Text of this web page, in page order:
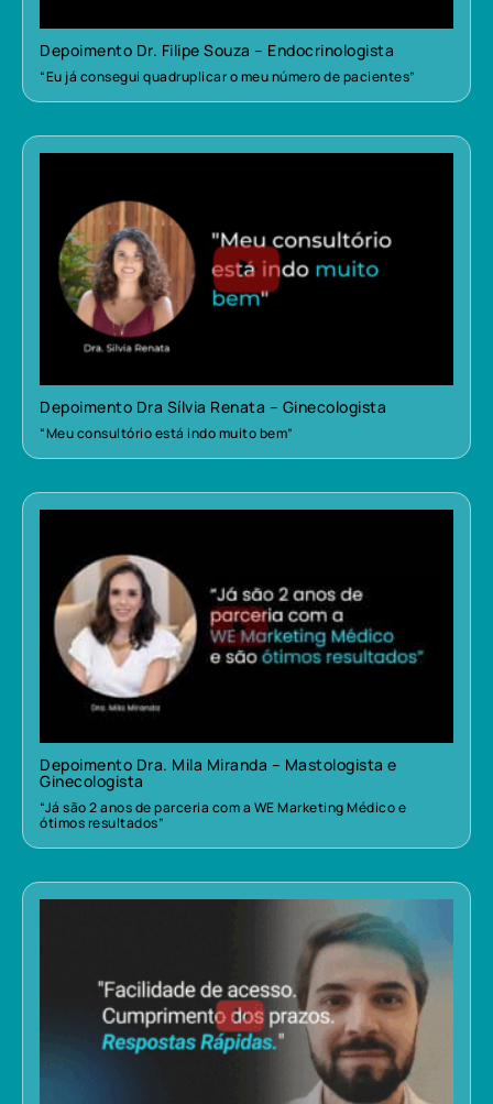
Depoimento Dr. Filipe Souza – Endocrinologista
“Eu já consegui quadruplicar o meu número de pacientes”
Depoimento Dra Sílvia Renata – Ginecologista
“Meu consultório está indo muito bem”
Depoimento Dra. Mila Miranda – Mastologista e
Ginecologista
“Já são 2 anos de parceria com a WE Marketing Médico e
ótimos resultados”